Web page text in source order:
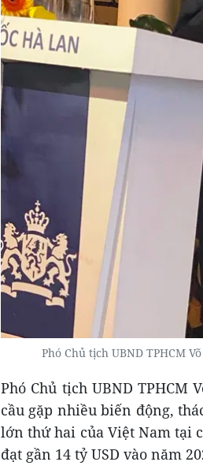
Phó Chủ tịch UBND TPHCM
Phó Chủ tịch UBND TPHCM
cầu gặp nhiều biến động,
lớn thứ hai của Việt Nam tại
đạt gần 14 tỷ USD vào năm